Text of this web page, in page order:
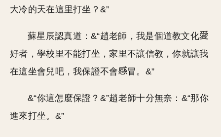
大冷的天在這里打坐？&”
蘇星辰認真道：&“趙老師，我是個道教文化
好者，學校里不能打坐，家里不讓信教，你就讓我
在這坐會兒吧，我保證不會
冒。&”
&“你這怎麼保證？&”趙老師十分無奈：&“那你
進來打坐。&”